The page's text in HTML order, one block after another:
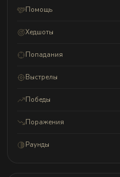
Помощь
Хедшоты
Попадания
Выстрелы
Победы
Поражения
Раунды